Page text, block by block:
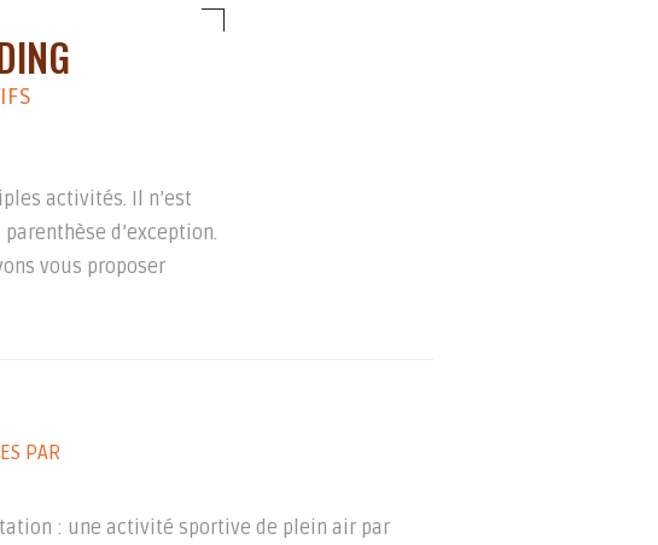
activités. Il n’est
d’exception.
vous proposer
PAR
: une activité sportive de plein air par